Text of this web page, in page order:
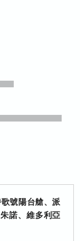
號陽台艙、派
諾、維多利亞